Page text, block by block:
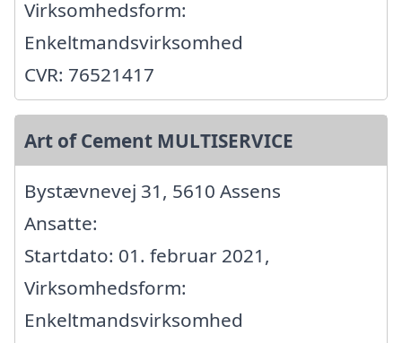
Virksomhedsform:
Enkeltmandsvirksomhed
CVR: 76521417
Art of Cement MULTISERVICE
Bystævnevej 31, 5610 Assens
Ansatte:
Startdato: 01. februar 2021,
Virksomhedsform:
Enkeltmandsvirksomhed